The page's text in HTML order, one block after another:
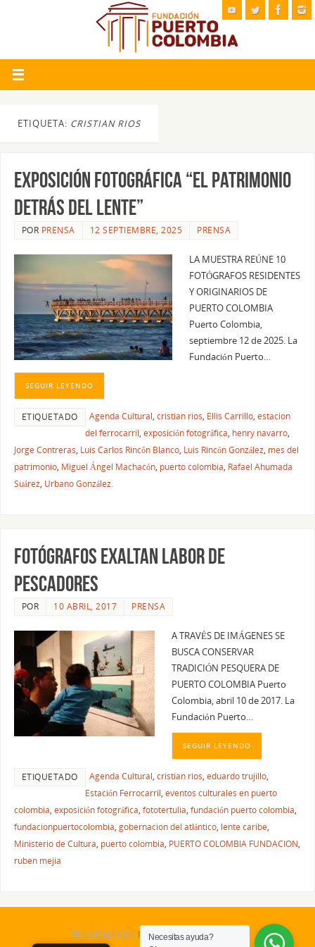
ETIQUETA: CRISTIAN RIOS
Exposición fotográfica “El Patrimonio
detrás del Lente”
POR PRENSA 12 SEPTIEMBRE, 2025 PRENSA
LA MUESTRA REÚNE 10
FOTÓGRAFOS RESIDENTES
Y ORIGINARIOS DE
PUERTO COLOMBIA
Puerto Colombia,
septiembre 12 de 2025. La
Fundación Puerto…
SEGUIR LEYENDO
ETIQUETADO Agenda Cultural, cristian rios, Ellis Carrillo, estacion
del ferrocarril, exposición fotográfica, henry navarro,
Jorge Contreras, Luis Carlos Rincón Blanco, Luis Rincón González, mes del
patrimonio, Miguel Ángel Machacón, puerto colombia, Rafael Ahumada
Suárez, Urbano González.
FOTÓGRAFOS EXALTAN LABOR DE
PESCADORES
POR 10 ABRIL, 2017 PRENSA
A TRAVÉS DE IMÁGENES SE
BUSCA CONSERVAR
TRADICIÓN PESQUERA DE
PUERTO COLOMBIA Puerto
Colombia, abril 10 de 2017. La
Fundación Puerto…
SEGUIR LEYENDO
ETIQUETADO Agenda Cultural, cristian rios, eduardo trujillo,
Estación Ferrocarril, eventos culturales en puerto
colombia, exposición fotográfica, fototertulia, fundación puerto colombia,
fundacionpuertocolombia, gobernacion del atlántico, lente caribe,
Ministerio de Cultura, puerto colombia, PUERTO COLOMBIA FUNDACION,
ruben mejia
FUNCIONA CON PARABOLA&WORDPRESS.
Necesitas ayuda?